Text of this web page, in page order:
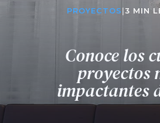
PROYECTOS|3 MIN
Conoce los
proyectos
impactantes